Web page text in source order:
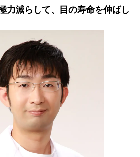
力減らして、目の寿命を伸ばし